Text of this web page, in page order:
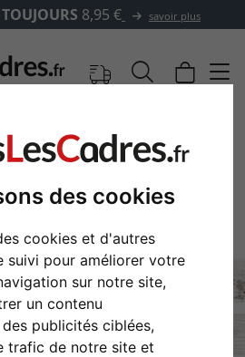
des cookies
cookies et d'autres
suivi pour améliorer votre
sur notre site,
un contenu
publicités ciblées,
trafic de notre site et
TOUJOURS 8,95 € savoir plus